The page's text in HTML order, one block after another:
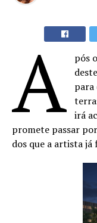
A
pós
para
irá
promete passar
dos que a artista já